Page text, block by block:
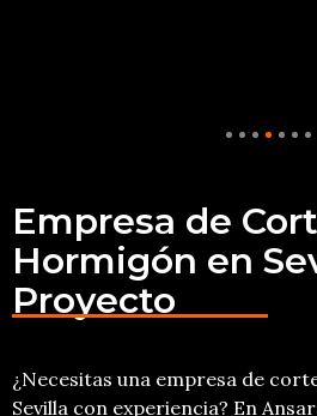
Empresa de
Hormigón en
Proyecto
¿Necesitas una empresa de
Sevilla con experiencia? En